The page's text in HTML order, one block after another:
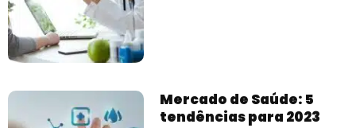
Mercado de Saúde: 5
tendências para 2023